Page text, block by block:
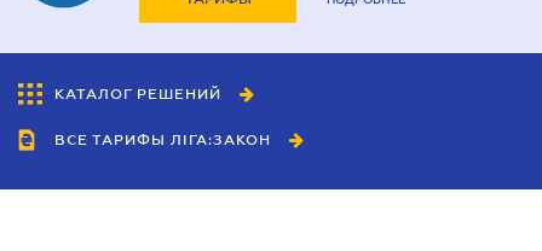
КАТАЛОГ РЕШЕНИЙ
ВСЕ ТАРИФЫ ЛІГА:ЗАКОН